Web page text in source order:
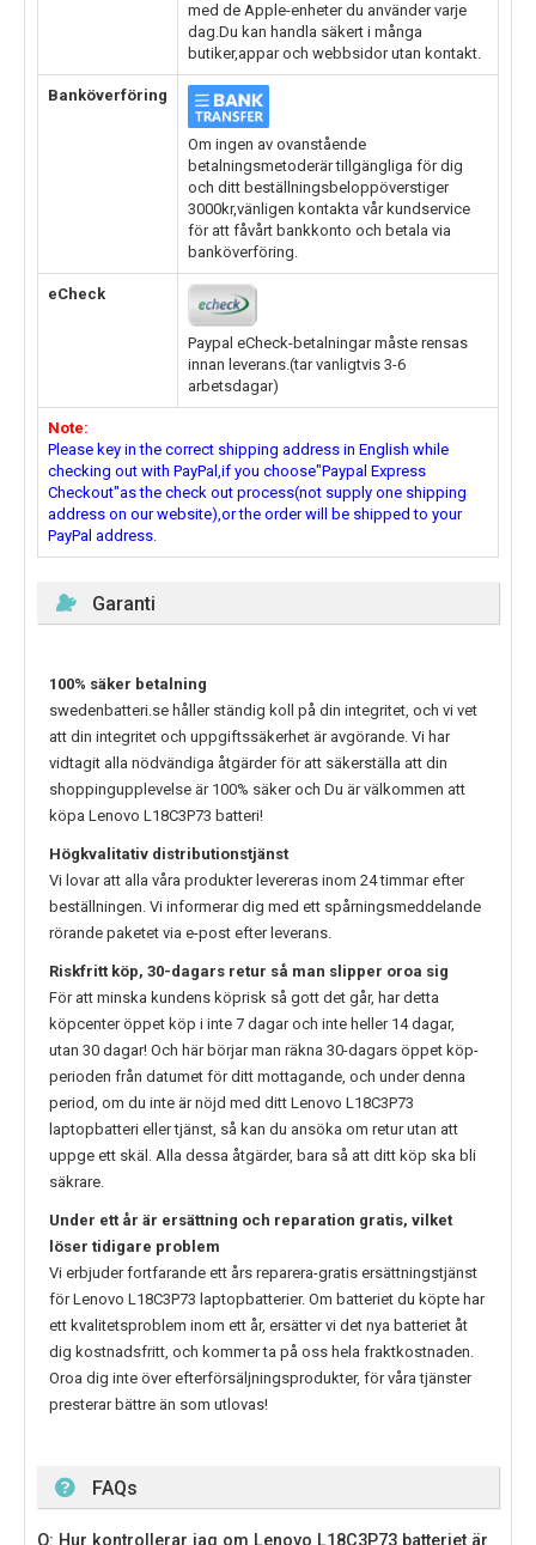
med de Apple-enheter du använder varje
dag.Du kan handla säkert i många
butiker,appar och webbsidor utan kontakt.
Banköverföring
Om ingen av ovanstående
betalningsmetoderär tillgängliga för dig
och ditt beställningsbeloppöverstiger
3000kr,vänligen kontakta vår kundservice
för att fåvårt bankkonto och betala via
banköverföring.
eCheck
Paypal eCheck-betalningar måste rensas
innan leverans.(tar vanligtvis 3-6
arbetsdagar)
Note:
Please key in the correct shipping address in English while
checking out with PayPal,if you choose"Paypal Express
Checkout"as the check out process(not supply one shipping
address on our website),or the order will be shipped to your
PayPal address.
Garanti
100% säker betalning
swedenbatteri.se håller ständig koll på din integritet, och vi vet
att din integritet och uppgiftssäkerhet är avgörande. Vi har
vidtagit alla nödvändiga åtgärder för att säkerställa att din
shoppingupplevelse är 100% säker och Du är välkommen att
köpa Lenovo L18C3P73 batteri!
Högkvalitativ distributionstjänst
Vi lovar att alla våra produkter levereras inom 24 timmar efter
beställningen. Vi informerar dig med ett spårningsmeddelande
rörande paketet via e-post efter leverans.
Riskfritt köp, 30-dagars retur så man slipper oroa sig
För att minska kundens köprisk så gott det går, har detta
köpcenter öppet köp i inte 7 dagar och inte heller 14 dagar,
utan 30 dagar! Och här börjar man räkna 30-dagars öppet köp-
perioden från datumet för ditt mottagande, och under denna
period, om du inte är nöjd med ditt Lenovo L18C3P73
laptopbatteri eller tjänst, så kan du ansöka om retur utan att
uppge ett skäl. Alla dessa åtgärder, bara så att ditt köp ska bli
säkrare.
Under ett år är ersättning och reparation gratis, vilket
löser tidigare problem
Vi erbjuder fortfarande ett års reparera-gratis ersättningstjänst
förLenovo L18C3P73 laptopbatterier. Om batteriet du köpte har
ett kvalitetsproblem inom ett år, ersätter vi det nya batteriet åt
dig kostnadsfritt, och kommer ta på oss hela fraktkostnaden.
Oroa dig inte över efterförsäljningsprodukter, för våra tjänster
presterar bättre än som utlovas!
FAQs
Q: Hur kontrollerar jag om Lenovo L18C3P73 batteriet är